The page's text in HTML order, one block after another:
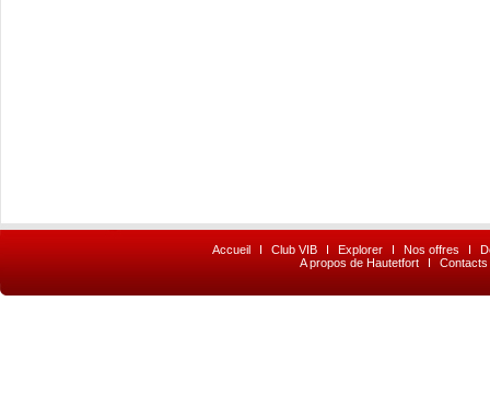
Accueil I Club VIB I Explorer I Nos offres I
A propos de Hautetfort
I Contacts